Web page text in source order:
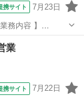
携サイト 7月23日
内容 】
応 ■勤怠回収・
フォロー(本社・
業
携サイト 7月22日